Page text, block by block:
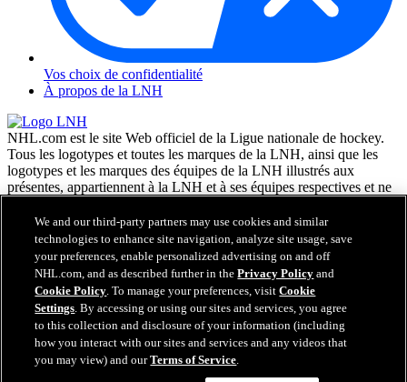
Vos choix de confidentialité
À propos de la LNH
NHL.com est le site Web officiel de la Ligue nationale de hockey.
Tous les logotypes et toutes les marques de la LNH, ainsi que les
logotypes et les marques des équipes de la LNH illustrés aux
présentes, appartiennent à la LNH et à ses équipes respectives et ne
Enterprises, L.P. © LNH 2026. Tous droits réservés. Tous les
chandails d'équipe de la LNH personnalisés avec les noms des
joueurs de la LNH et leurs numéros sont officiellement sous license
de la LNH et de l'AJLNH. Le mot servant de marque Zamboni et la
configuration de la surfaceuse Zamboni sont des marques de
commerce déposées de Frank J. Zamboni & Co., Inc. © Frank J.
Zamboni & Co., Inc. 2026. Tous droits réservés. Toute autre marque
déposée ou tout droit d'auteur d'une tierce partie sont la propriété de
leurs auteurs respectifs. Tous droits réservés.
We and our third-party partners may use cookies and similar
technologies to enhance site navigation, analyze site usage, save
your preferences, enable personalized advertising on and off
NHL.com, and as described further in thePrivacy Policy and
Cookie Policy. To manage your preferences, visitCookie
Settings. By accessing or using our sites and services, you agree
to this collection and disclosure of your information (including
how you interact with our sites and services and any videos that
you may view) and ourTerms of Service.